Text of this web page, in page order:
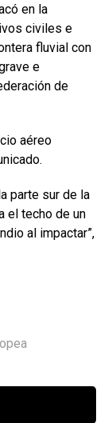
en la
civiles e
fluvial con
e
de
aéreo
parte sur de la
el techo de un
al impactar”,